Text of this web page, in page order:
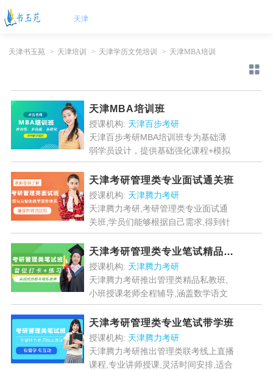
天津
天津书玉苑 > 天津培训 > 天津学历文凭培训 > 天津MBA培训
天津MBA培训班
授课机构: 天津百步考研
天津百步考研MBA培训班专为基础薄
弱学员设计，提供基础强化课程+模拟
题讲解，适合中高层管理者、团队负责
人等职场精英。国际免联考MBA学位
获教育部认证，含金量高，...
天津考研管理类专业面试通关班
授课机构: 天津腾力考研
天津腾力考研,考研管理类专业面试通
关班,学员们能够根据自己需求,得到针
对性的辅导,通过个性化的辅导,帮助学
习能够按计划进行,从很大程度上节约
了学员们的时间和金钱...
天津考研管理类专业笔试精品私教班
授课机构: 天津腾力考研
天津腾力考研推出管理类精品私教班,
小班授课老师全程辅导,涵盖数学语文
语逻三大模块,助力考生高效备考,成就
考研梦想....[详情]
天津考研管理类专业笔试带学班
授课机构: 天津腾力考研
天津腾力考研推出管理类联考线上直播
课程,专业讲师授课,灵活时间安排,适合